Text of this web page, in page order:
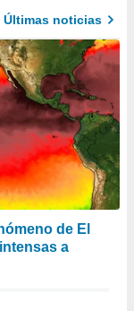
Últimas noticias
de El
a